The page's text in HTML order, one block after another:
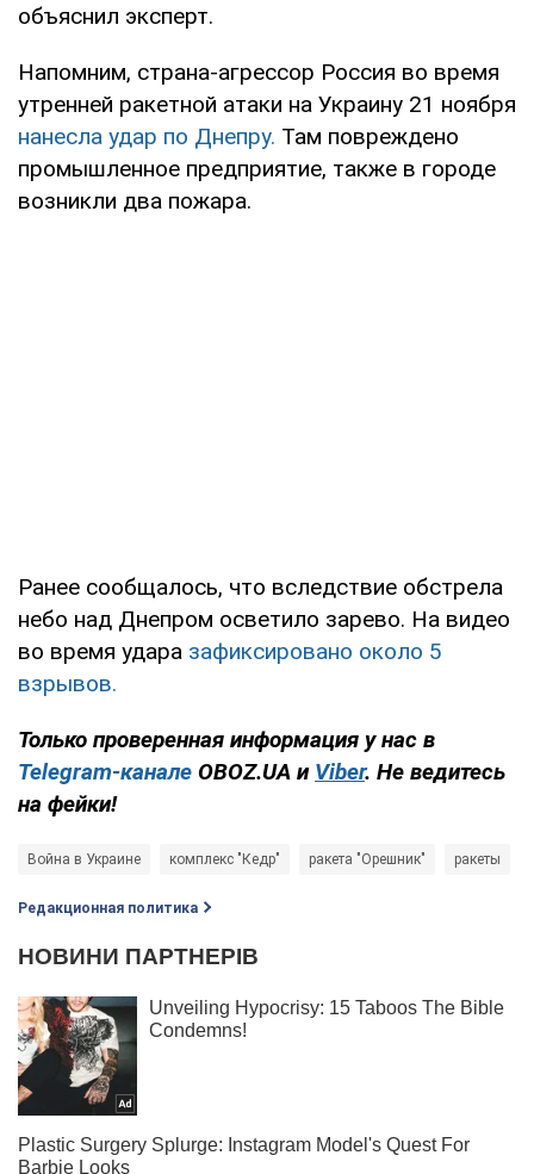
объяснил эксперт.
Напомним, страна-агрессор Россия во время
утренней ракетной атаки на Украину 21 ноября
нанесла удар по Днепру. Там повреждено
промышленное предприятие, также в городе
возникли два пожара.
Ранее сообщалось, что вследствие обстрела
небо над Днепром осветило зарево. На видео
во время удара зафиксировано около 5
взрывов.
Только проверенная информация у нас в
Telegram-канале OBOZ.UA и Viber. Не ведитесь
на фейки!
Война в Украине комплекс "Кедр" ракета "Орешник" ракеты
Редакционная политика